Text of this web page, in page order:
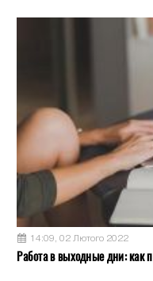
14:09, 02 Лютого 2022
Работа в выходные дни: как